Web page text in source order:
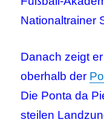
Nationaltrainer
Danach zeigt
oberhalb der
Die Ponta da
steilen